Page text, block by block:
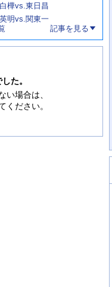
樺vs.東日昌
明vs.関東一
記事を見る
た。
い場合は、
ください。